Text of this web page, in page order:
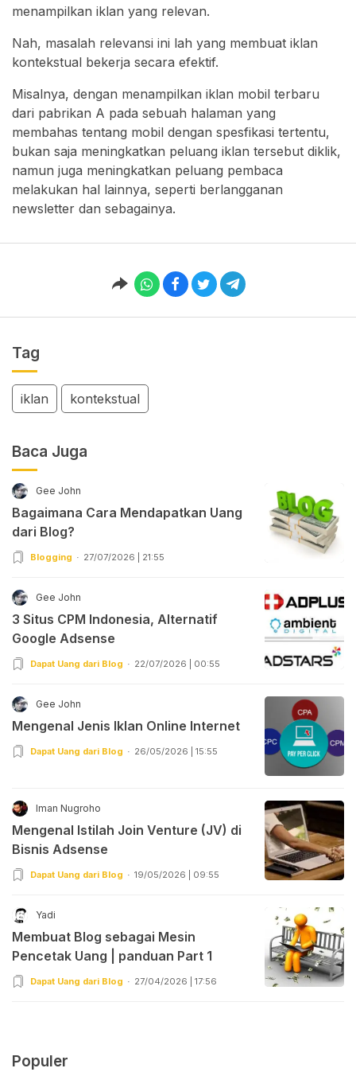
menampilkan iklan yang relevan.
Nah, masalah relevansi ini lah yang membuat iklan
kontekstual bekerja secara efektif.
Misalnya, dengan menampilkan iklan mobil terbaru
dari pabrikan A pada sebuah halaman yang
membahas tentang mobil dengan spesfikasi tertentu,
bukan saja meningkatkan peluang iklan tersebut diklik,
namun juga meningkatkan peluang pembaca
melakukan hal lainnya, seperti berlangganan
newsletter dan sebagainya.
Tag
iklan kontekstual
Baca Juga
Gee John
Bagaimana Cara Mendapatkan Uang
dari Blog?
Blogging 27/07/2026 | 21:55
Gee John
3 Situs CPM Indonesia, Alternatif
Google Adsense
Dapat Uang dari Blog 22/07/2026 | 00:55
Gee John
Mengenal Jenis Iklan Online Internet
Dapat Uang dari Blog 26/05/2026 | 15:55
Iman Nugroho
Mengenal Istilah Join Venture (JV) di
Bisnis Adsense
Dapat Uang dari Blog 19/05/2026 | 09:55
Yadi
Membuat Blog sebagai Mesin
Pencetak Uang | panduan Part 1
Dapat Uang dari Blog 27/04/2026 | 17:56
Populer